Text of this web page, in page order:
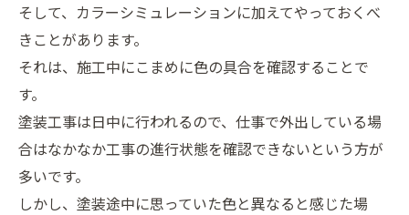
そして、カラーシミュレーションに加えてやっておくべ
きことがあります。
それは、施工中にこまめに色の具合を確認することで
す。
塗装工事は日中に行われるので、仕事で外出している場
合はなかなか工事の進行状態を確認できないという方が
多いです。
しかし、塗装途中に思っていた色と異なると感じた場